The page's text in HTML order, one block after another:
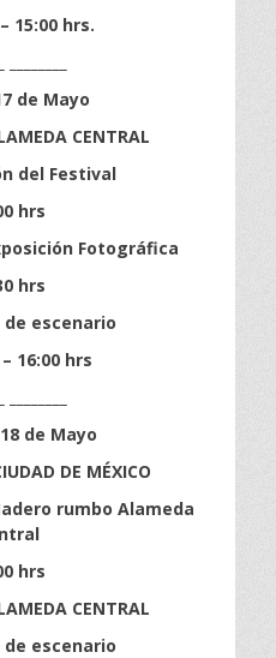
15:00 hrs.
de Mayo
CENTRAL
del Festival
hrs
Fotográfica
hrs
escenario
16:00 hrs
de Mayo
DE MÉXICO
rumbo Alameda
hrs
CENTRAL
escenario